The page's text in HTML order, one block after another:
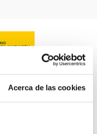
Acerca de las cookies